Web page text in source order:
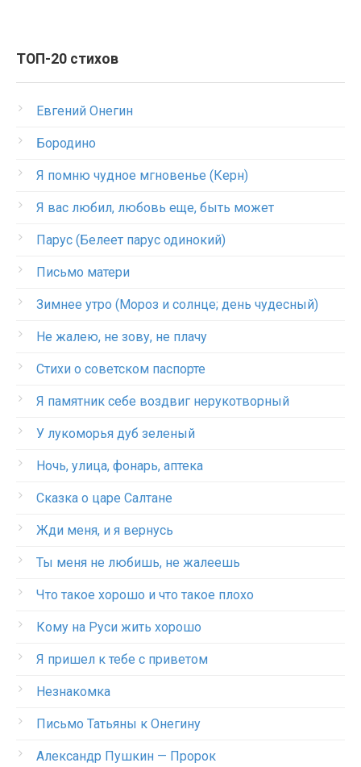
ТОП-20 стихов
Евгений Онегин
Бородино
Я помню чудное мгновенье (Керн)
Я вас любил, любовь еще, быть может
Парус (Белеет парус одинокий)
Письмо матери
Зимнее утро (Мороз и солнце; день чудесный)
Не жалею, не зову, не плачу
Стихи о советском паспорте
Я памятник себе воздвиг нерукотворный
У лукоморья дуб зеленый
Ночь, улица, фонарь, аптека
Сказка о царе Салтане
Жди меня, и я вернусь
Ты меня не любишь, не жалеешь
Что такое хорошо и что такое плохо
Кому на Руси жить хорошо
Я пришел к тебе с приветом
Незнакомка
Письмо Татьяны к Онегину
Александр Пушкин — Пророк